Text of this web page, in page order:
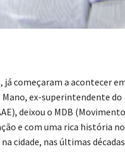
começaram a acontecer
ex-superintendente do
deixou o MDB (Movimento
e com uma rica história
cidade, nas últimas